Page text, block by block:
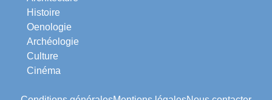
Histoire
Oenologie
Archéologie
Culture
Cinéma